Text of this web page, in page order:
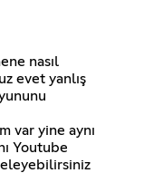
nasıl
evet yanlış
var yine aynı
Youtube